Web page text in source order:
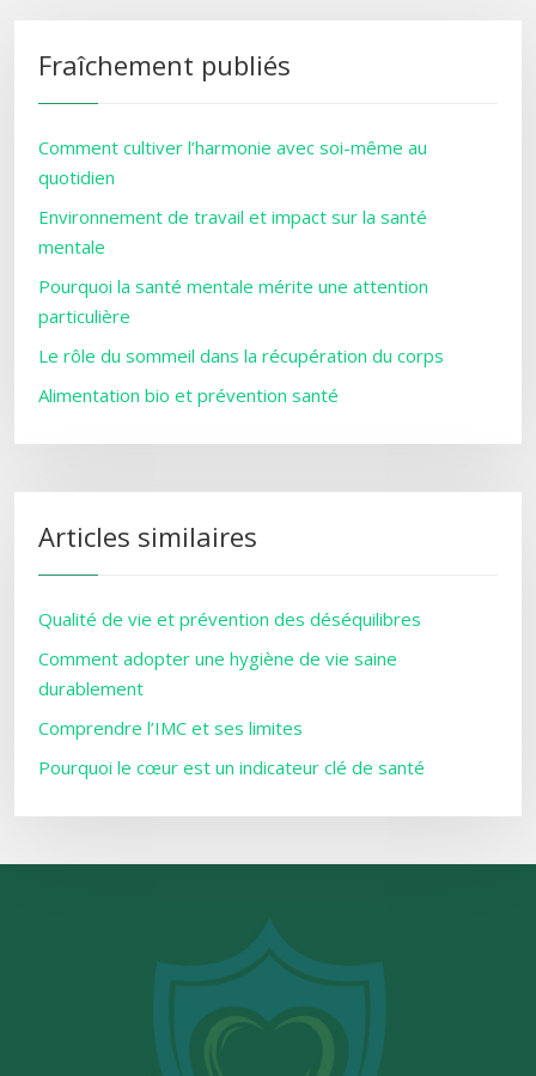
Fraîchement publiés
Comment cultiver l’harmonie avec soi-même au
quotidien
Environnement de travail et impact sur la santé
mentale
Pourquoi la santé mentale mérite une attention
particulière
Le rôle du sommeil dans la récupération du corps
Alimentation bio et prévention santé
Articles similaires
Qualité de vie et prévention des déséquilibres
Comment adopter une hygiène de vie saine
durablement
Comprendre l’IMC et ses limites
Pourquoi le cœur est un indicateur clé de santé